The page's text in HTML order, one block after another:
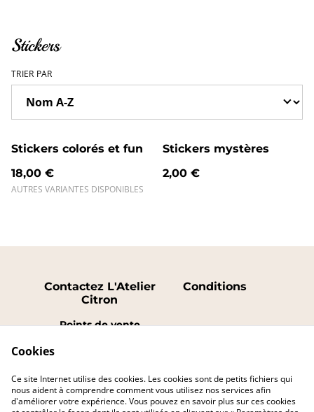
Stickers
TRIER PAR
Stickers colorés et fun
18,00 €
AUTRES VARIANTES DISPONIBLES
Stickers mystères
2,00 €
Contactez L'Atelier
Citron
Points de vente
Conditions
confidentialité
cookies
Laisser un avis
Cookies
Ce site Internet utilise des cookies. Les cookies sont de petits fichiers qui
nous aident à comprendre comment vous utilisez nos services afin
d'améliorer votre expérience. Vous pouvez en savoir plus sur ces cookies